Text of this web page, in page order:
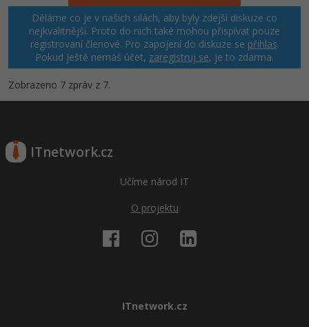
Děláme co je v našich silách, aby byly zdejší diskuze co
nejkvalitnější. Proto do nich také mohou přispívat pouze
registrovaní členové. Pro zapojení do diskuze se přihlas.
Pokud ještě nemáš účet, zaregistruj se, je to zdarma.
Zobrazeno 7 zpráv z 7.
ITnetwork.cz
Učíme národ IT
O projektu
ITnetwork.cz